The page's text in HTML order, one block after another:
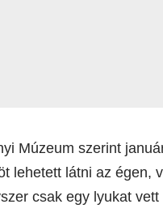
Múzeum szerint
lehetett látni az égen,
csak egy lyukat